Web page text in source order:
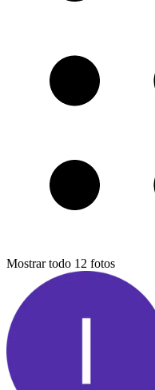
Mostrar todo 12 fotos